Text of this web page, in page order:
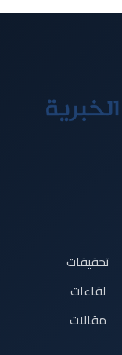
تحقيقات
لقاءات
مقالات